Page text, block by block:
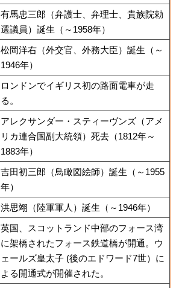
有馬忠三郎（弁護士、弁理士、貴族院勅
選議員）誕生（～1958年）
松岡洋右（外交官、外務大臣）誕生（～
1946年）
ロンドンでイギリス初の路面電車が走
る。
アレクサンダー・スティーヴンズ（アメ
リカ連合国副大統領）死去（1812年～
1883年）
吉田初三郎（鳥瞰図絵師）誕生（～1955
年）
洪思翊（陸軍軍人）誕生（～1946年）
英国、スコットランド中部のフォース湾
に架橋されたフォース鉄道橋が開通。ウ
ェールズ皇太子 (後のエドワード7世）に
よる開通式が開催された。